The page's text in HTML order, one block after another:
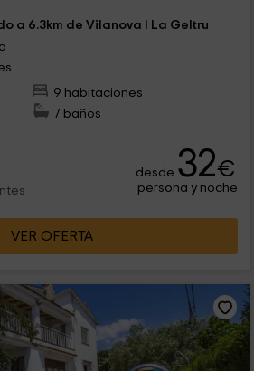
a 6.3km de Vilanova I La Geltru
9 habitaciones
7 baños
desde 32€
persona y noche
VER OFERTA